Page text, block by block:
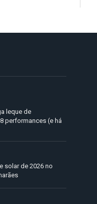
leque de
performances (e há
solar de 2026 no